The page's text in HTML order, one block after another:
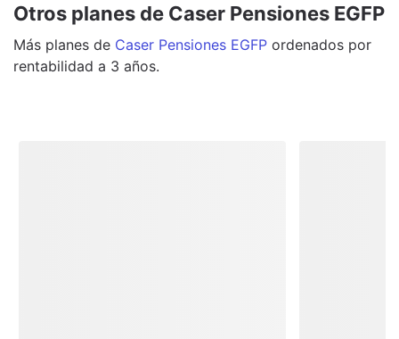
Otros planes de Caser Pensiones EGFP
Más planes de Caser Pensiones EGFP ordenados por
rentabilidad a 3 años.